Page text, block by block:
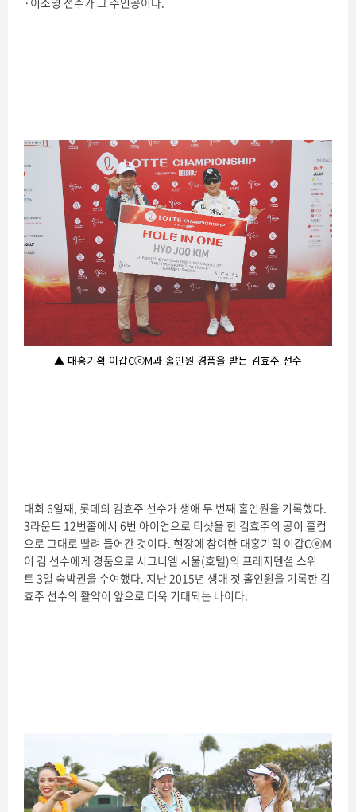
▲ 대홍기획 이갑CⓔM과 홀인원 경품을 받는 김효주 선수
대회 6일째, 롯데의 김효주 선수가 생애 두 번째 홀인원을 기록했다.
3라운드 12번홀에서 6번 아이언으로 티샷을 한 김효주의 공이 홀컵
으로 그대로 빨려 들어간 것이다. 현장에 참여한 대홍기획 이갑CⓔM
이 김 선수에게 경품으로 시그니엘 서울(호텔)의 프레지덴셜 스위
트 3일 숙박권을 수여했다. 지난 2015년 생애 첫 홀인원을 기록한 김
효주 선수의 활약이 앞으로 더욱 기대되는 바이다.